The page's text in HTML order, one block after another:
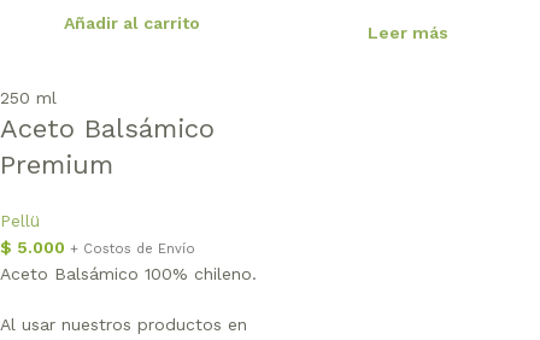
Añadir al carrito Leer más
250 ml
Aceto Balsámico
Premium
Pellü
$ 5.000 + Costos de Envío
Aceto Balsámico 100% chileno.
Al usar nuestros productos en